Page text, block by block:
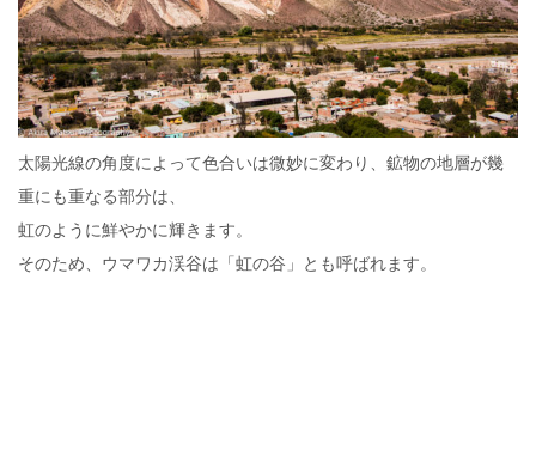
太陽光線の角度によって色合いは微妙に変わり、鉱物の地層が幾
重にも重なる部分は、
虹のように鮮やかに輝きます。
そのため、ウマワカ渓谷は「虹の谷」とも呼ばれます。